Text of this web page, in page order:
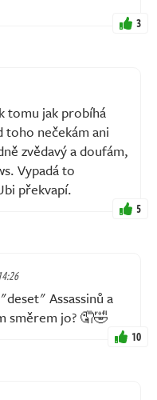
3
tomu jak probíhá
toho nečekám ani
zvědavý a doufám,
Vypadá to
překvapí.
5
Assassinů a
směrem jo? 🤦🤣
10